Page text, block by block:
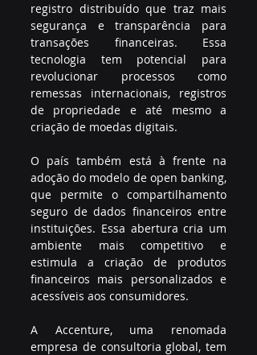
registro distribuído que traz mais
segurança e transparência para
transações financeiras. Essa
tecnologia tem potencial para
revolucionar processos como
remessas internacionais, registros
de propriedade e até mesmo a
criação de moedas digitais.
O país também está à frente na
adoção do modelo de open banking,
que permite o compartilhamento
seguro de dados financeiros entre
instituições. Essa abertura cria um
ambiente mais competitivo e
estimula a criação de produtos
financeiros mais personalizados e
acessíveis aos consumidores.
A Accenture, uma renomada
empresa de consultoria global, tem